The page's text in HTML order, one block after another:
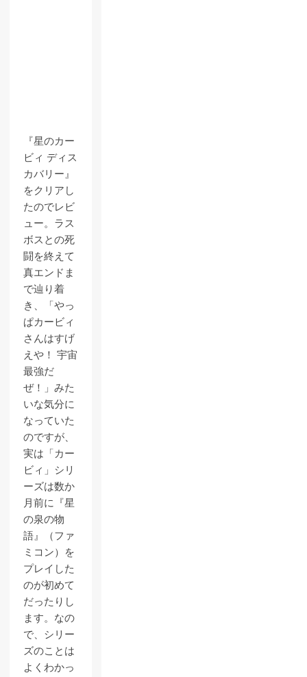
『星のカー
ビィ ディス
カバリー』
をクリアし
たのでレビ
ュー。ラス
ボスとの死
闘を終えて
真エンドま
で辿り着
き、「やっ
ぱカービィ
さんはすげ
えや！ 宇宙
最強だ
ぜ！」みた
いな気分に
なっていた
のですが、
実は「カー
ビィ」シリ
ーズは数か
月前に『星
の泉の物
語』（ファ
ミコン）を
プレイした
のが初めて
だったりし
ます。なの
で、シリー
ズのことは
よくわかっ